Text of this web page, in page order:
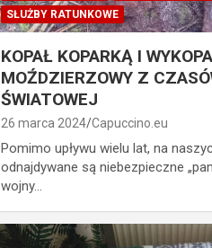
SŁUŻBY RATUNKOWE
KOPAŁ KOPARKĄ I
MOŹDZIERZOWY Z
ŚWIATOWEJ
26 marca 2024 Capuccino.eu
Pomimo upływu wielu lat, na
odnajdywane są niebezpieczne
wojny…